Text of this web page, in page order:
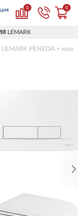
0 0
LEMARK
PENEDA +